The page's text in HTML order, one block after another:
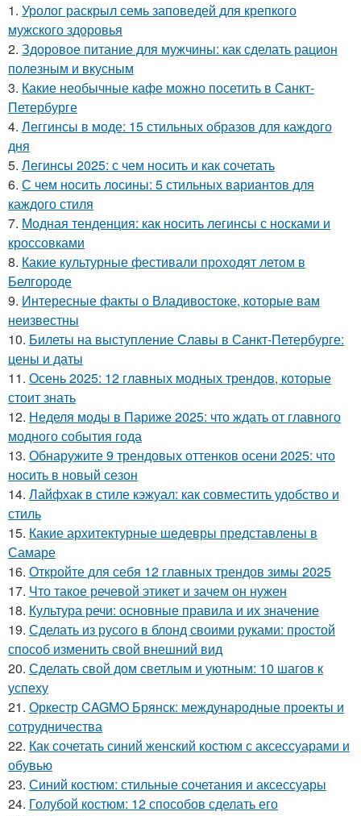
1. Уролог раскрыл семь заповедей для крепкого
мужского здоровья
2. Здоровое питание для мужчины: как сделать рацион
полезным и вкусным
3. Какие необычные кафе можно посетить в Санкт-
Петербурге
4. Леггинсы в моде: 15 стильных образов для каждого
дня
5. Легинсы 2025: с чем носить и как сочетать
6. С чем носить лосины: 5 стильных вариантов для
каждого стиля
7. Модная тенденция: как носить легинсы с носками и
кроссовками
8. Какие культурные фестивали проходят летом в
Белгороде
9. Интересные факты о Владивостоке, которые вам
неизвестны
10. Билеты на выступление Славы в Санкт-Петербурге:
цены и даты
11. Осень 2025: 12 главных модных трендов, которые
стоит знать
12. Неделя моды в Париже 2025: что ждать от главного
модного события года
13. Обнаружите 9 трендовых оттенков осени 2025: что
носить в новый сезон
14. Лайфхак в стиле кэжуал: как совместить удобство и
стиль
15. Какие архитектурные шедевры представлены в
Самаре
16. Откройте для себя 12 главных трендов зимы 2025
17. Что такое речевой этикет и зачем он нужен
18. Культура речи: основные правила и их значение
19. Сделать из русого в блонд своими руками: простой
способ изменить свой внешний вид
20. Сделать свой дом светлым и уютным: 10 шагов к
успеху
21. Оркестр CAGMO Брянск: международные проекты и
сотрудничества
22. Как сочетать синий женский костюм с аксессуарами и
обувью
23. Синий костюм: стильные сочетания и аксессуары
24. Голубой костюм: 12 способов сделать его